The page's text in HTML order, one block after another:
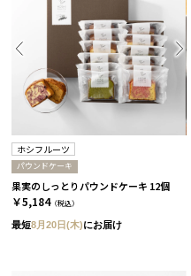
ホシフルーツ
パウンドケーキ
果実のしっとりパウンドケーキ 12個
￥5,184（税込）
最短8月20日(木)にお届け